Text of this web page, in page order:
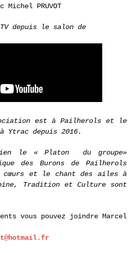
PRUVOT
depuis le salon de
est à Pailherols et le
Ytrac depuis 2016.
le « Platon du groupe»
des Burons de Pailherols
cœurs et le chant des ailes à
Tradition et Culture sont
vous pouvez joindre Marcel